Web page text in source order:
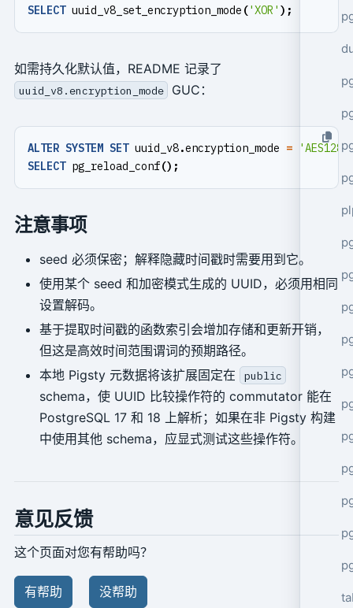
SELECT uuid_v8_set_encryption_mode ('XOR' );
如需持久化默认值，README 记录了
uuid_v8.encryption_mode GUC：
ALTER SYSTEM SET uuid_v8.encryption_mode = 'AES128'
SELECT pg_reload_conf();
注意事项
seed 必须保密；解释隐藏时间戳时需要用到它。
使用某个 seed 和加密模式生成的 UUID，必须用相同
设置解码。
基于提取时间戳的函数索引会增加存储和更新开销，
但这是高效时间范围谓词的预期路径。
本地 Pigsty 元数据将该扩展固定在
public
schema，使 UUID 比较操作符的 commutator 能在
PostgreSQL 17 和 18 上解析；如果在非 Pigsty 构建
中使用其他 schema，应显式测试这些操作符。
意见反馈
这个页面对您有帮助吗？
有帮助 没帮助